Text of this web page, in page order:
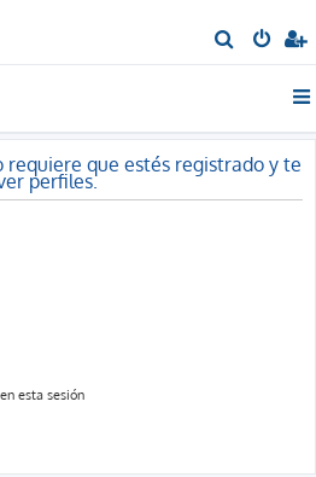
u
que estés registrado y te
perfiles.
esta sesión